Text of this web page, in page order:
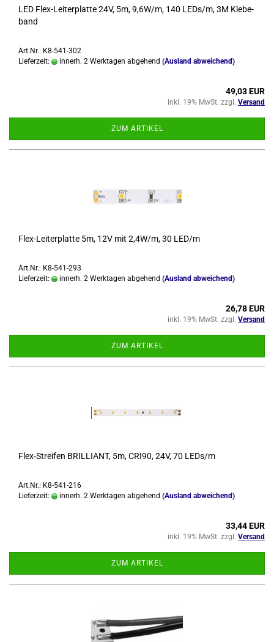
LED Flex-​Lei­ter­plat­te 24V, 5m, 9,6W/m, 140 LEDs/m, 3M Kle­be­
band
Art.Nr.: K8-541-302
Lieferzeit:
innerh. 2 Werktagen abgehend (Ausland abweichend)
49,03 EUR
inkl. 19% MwSt. zzgl. Versand
ZUM ARTIKEL
Flex-​Lei­ter­plat­te 5m, 12V mit 2,4W/m, 30 LED/m
Art.Nr.: K8-541-293
Lieferzeit:
innerh. 2 Werktagen abgehend (Ausland abweichend)
26,78 EUR
inkl. 19% MwSt. zzgl. Versand
ZUM ARTIKEL
Flex-​Strei­fen BRIL­LI­ANT, 5m, CRI90, 24V, 70 LEDs/m
Art.Nr.: K8-541-216
Lieferzeit:
innerh. 2 Werktagen abgehend (Ausland abweichend)
33,44 EUR
inkl. 19% MwSt. zzgl. Versand
ZUM ARTIKEL